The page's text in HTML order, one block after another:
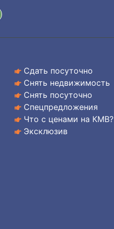
Сдать посуточно
Снять недвижимость
Снять посуточно
Спецпредложения
Что с ценами на КМВ?
Эксклюзив